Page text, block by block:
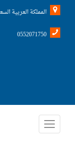
المملكة العربية
0552071750